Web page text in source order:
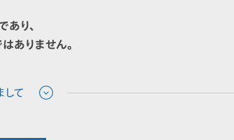
り、
ありません。